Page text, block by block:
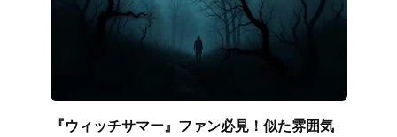
『ウィッチサマー』ファン必見！似た雰囲気